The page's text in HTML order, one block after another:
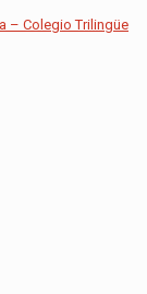
– Colegio Trilingüe